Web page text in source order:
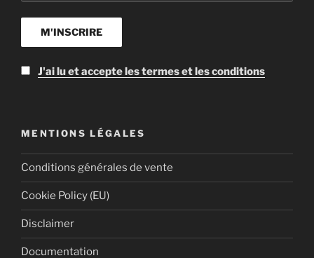
J'ai lu et accepte les termes et les conditions
MENTIONS LÉGALES
Conditions générales de vente
Cookie Policy (EU)
Disclaimer
Documentation